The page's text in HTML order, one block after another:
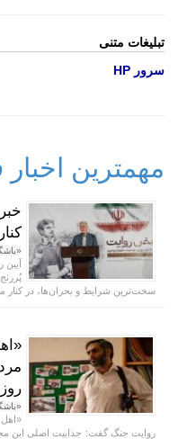
تبلیغات متنی
سرور HP
مهمترین
سخت‌ترین شرایط و بحران‌ها، در کنار
«اهل
روایت جنگ گفت: جذابیت اصلی این